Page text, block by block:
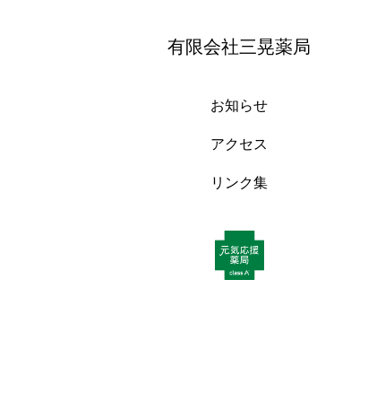
有限会社三晃薬局
お知らせ
アクセス
リンク集